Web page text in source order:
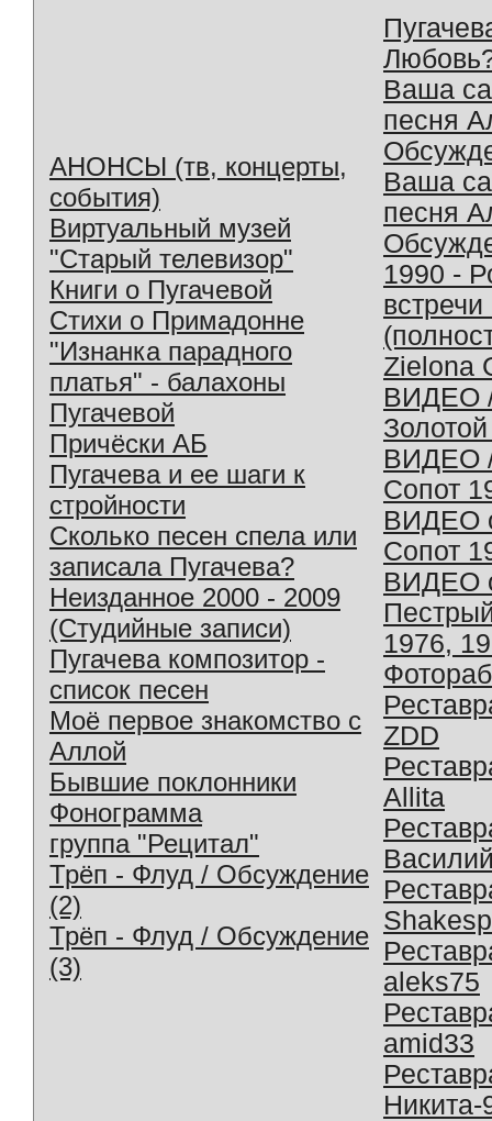
АНОНСЫ (тв, концерты,
события)
Виртуальный музей
"Старый телевизор"
Книги о Пугачевой
Стихи о Примадонне
"Изнанка парадного
платья" - балахоны
Пугачевой
Причёски АБ
Пугачева и ее шаги к
стройности
Сколько песен спела или
записала Пугачева?
Неизданное 2000 - 2009
(Студийные записи)
Пугачева композитор -
список песен
Моё первое знакомство с
Аллой
Бывшие поклонники
Фонограмма
группа "Рецитал"
Трёп - Флуд / Обсуждение
(2)
Трёп - Флуд / Обсуждение
(3)
Ваша
песня
Ваша
песня
1990 -
Zielona
ВИДЕО
ВИДЕО
Сопот
ВИДЕО
Сопот
ВИДЕО
1976,
ZDD
Allita
aleks75
amid33
Никита-